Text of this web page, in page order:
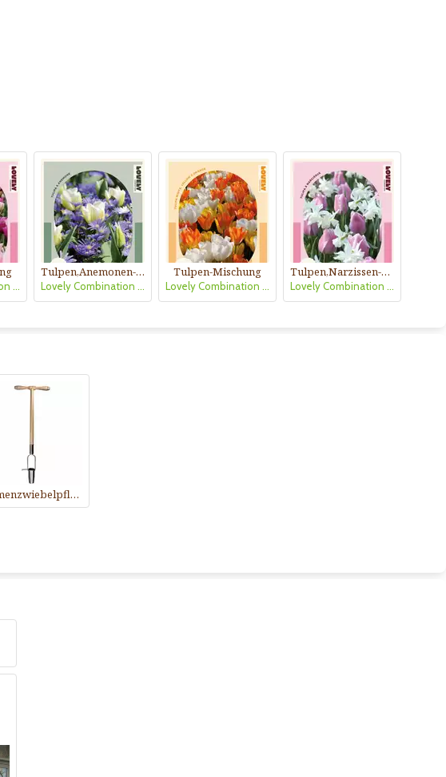
Lovely Combination Tulpen gefüllt weiß/rosa/violett
Tulpen,Anemonen-Mischung
Lovely Combination Tulpen,Anemonen
Tulpen-Mischung
Lovely Combination Tulpen weiß,gelb,orange
Tulpen,Narzissen-Mischung
Lovely Combination Tulpen rosa u.Narz.weiß
Blumenzwiebelpflanzer